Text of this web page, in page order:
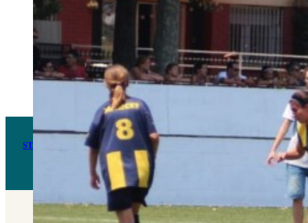
STAGE DE FOOTBALL POUR FILLES À BARCELONE
Uniquement pour les filles âgées de 14 à 21 ans ayant un niveau en football avancé ou élite.